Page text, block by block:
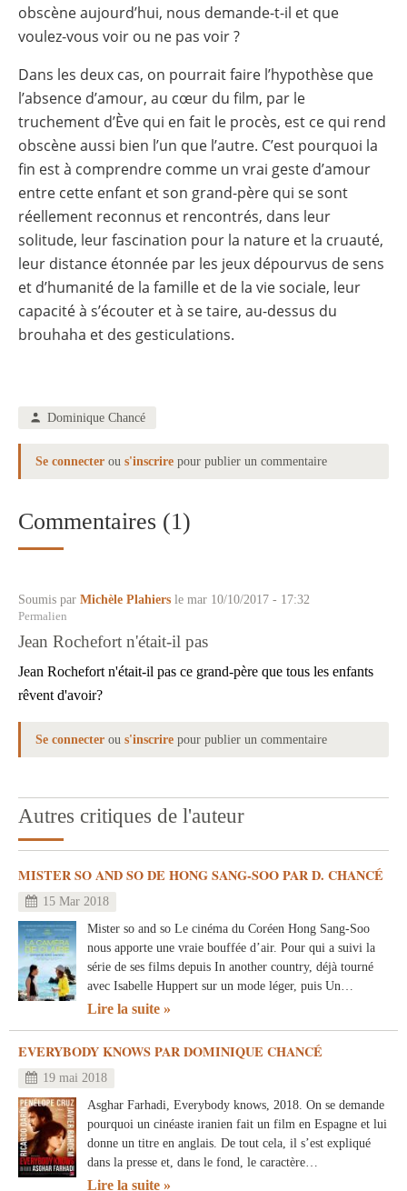
obscène aujourd’hui, nous demande-t-il et que
voulez-vous voir ou ne pas voir ?
Dans les deux cas, on pourrait faire l’hypothèse que
l’absence d’amour, au cœur du film, par le
truchement d’Ève qui en fait le procès, est ce qui rend
obscène aussi bien l’un que l’autre. C’est pourquoi la
fin est à comprendre comme un vrai geste d’amour
entre cette enfant et son grand-père qui se sont
réellement reconnus et rencontrés, dans leur
solitude, leur fascination pour la nature et la cruauté,
leur distance étonnée par les jeux dépourvus de sens
et d’humanité de la famille et de la vie sociale, leur
capacité à s’écouter et à se taire, au-dessus du
brouhaha et des gesticulations.
Dominique Chancé
Se connecter ou s'inscrire pour publier un commentaire
Commentaires (1)
Soumis par Michèle Plahiers le mar 10/10/2017 - 17:32
Permalien
Jean Rochefort n'était-il pas
Jean Rochefort n'était-il pas ce grand-père que tous les enfants
rêvent d'avoir?
Se connecter ou s'inscrire pour publier un commentaire
Autres critiques de l'auteur
MISTER SO AND SO DE HONG SANG-SOO PAR D. CHANCÉ
15 Mar 2018
Mister so and so Le cinéma du Coréen Hong Sang-Soo
nous apporte une vraie bouffée d’air. Pour qui a suivi la
série de ses films depuis In another country, déjà tourné
avec Isabelle Huppert sur un mode léger, puis Un…
Lire la suite
EVERYBODY KNOWS PAR DOMINIQUE CHANCÉ
19 mai 2018
Asghar Farhadi, Everybody knows, 2018. On se demande
pourquoi un cinéaste iranien fait un film en Espagne et lui
donne un titre en anglais. De tout cela, il s’est expliqué
dans la presse et, dans le fond, le caractère…
Lire la suite